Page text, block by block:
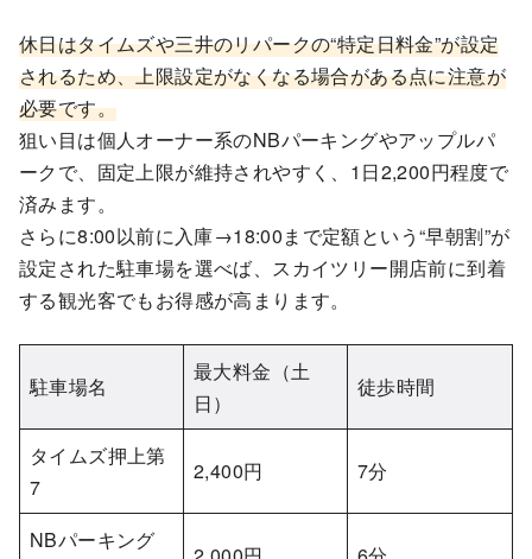
休日はタイムズや三井のリパークの“特定日料金”が設定
されるため、上限設定がなくなる場合がある点に注意が
必要です。
狙い目は個人オーナー系のNBパーキングやアップルパ
ークで、固定上限が維持されやすく、1日2,200円程度で
済みます。
さらに8:00以前に入庫→18:00まで定額という“早朝割”が
設定された駐車場を選べば、スカイツリー開店前に到着
する観光客でもお得感が高まります。
駐車場名
最大料金（土
日）
徒歩時間
タイムズ押上第
7
2,400円 7分
NBパーキング